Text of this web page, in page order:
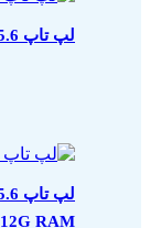
لپ تاپ 15.6 اینچی ایسوس مدل ROG Strix G512LI-i7
12G RAM